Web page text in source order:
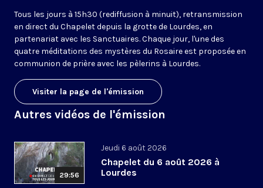
Tous les jours à 15h30 (rediffusion à minuit), retransmission
en direct du Chapelet depuis la grotte de Lourdes, en
partenariat avec les Sanctuaires. Chaque jour, l'une des
quatre méditations des mystères du Rosaire est proposée en
communion de prière avec les pèlerins à Lourdes.
Visiter la page de l'émission
Autres vidéos de l'émission
29:56
Jeudi 6 août 2026
Chapelet du 6 août 2026 à
Lourdes